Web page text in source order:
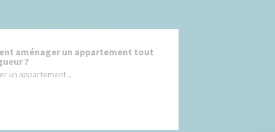
aménager un appartement tout
?
un appartement...